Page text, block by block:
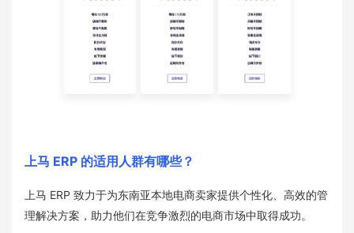
上马 ERP 的适用人群有哪些？
上马 ERP 致力于为东南亚本地电商卖家提供个性化、高效的管
理解决方案，助力他们在竞争激烈的电商市场中取得成功。